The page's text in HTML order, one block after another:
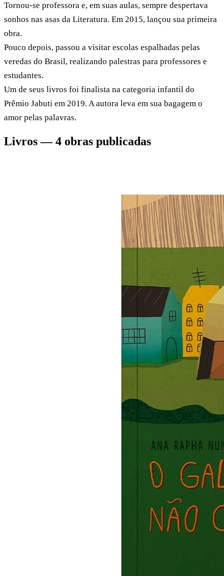
Tornou-se professora e, em suas aulas, sempre despertava
sonhos nas asas da Literatura. Em 2015, lançou sua primeira
obra.
Pouco depois, passou a visitar escolas espalhadas pelas
veredas do Brasil, realizando palestras para professores e
estudantes.
Um de seus livros foi finalista na categoria infantil do
Prêmio Jabuti em 2019. A autora leva em sua bagagem o
amor pelas palavras.
Livros — 4 obras publicadas